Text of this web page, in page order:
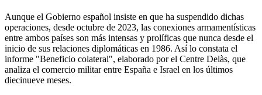
Aunque el Gobierno español insiste en que ha suspendido dichas
operaciones, desde octubre de 2023, las conexiones armamentísticas
entre ambos países son más intensas y prolíficas que nunca desde el
inicio de sus relaciones diplomáticas en 1986. Así lo constata el
informe "Beneficio colateral", elaborado por el Centre Delàs, que
analiza el comercio militar entre España e Israel en los últimos
diecinueve meses.